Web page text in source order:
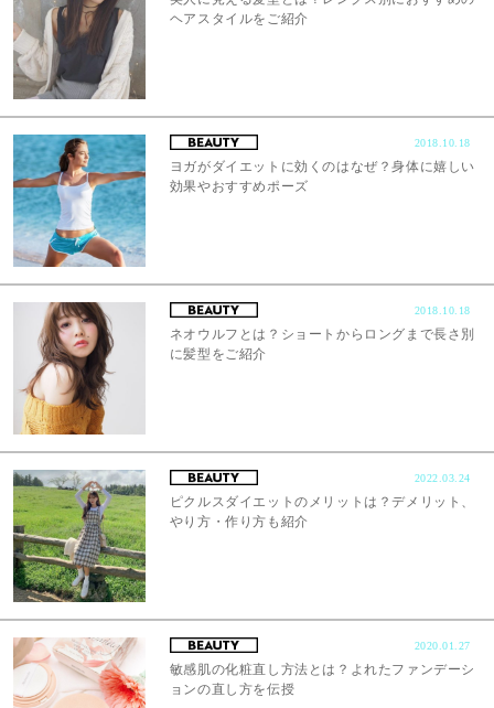
ヘアスタイルをご紹介
2018.10.18
ヨガがダイエットに効くのはなぜ？身体に嬉しい
効果やおすすめポーズ
2018.10.18
ネオウルフとは？ショートからロングまで長さ別
に髪型をご紹介
2022.03.24
ピクルスダイエットのメリットは？デメリット、
やり方・作り方も紹介
2020.01.27
敏感肌の化粧直し方法とは？よれたファンデーシ
ョンの直し方を伝授